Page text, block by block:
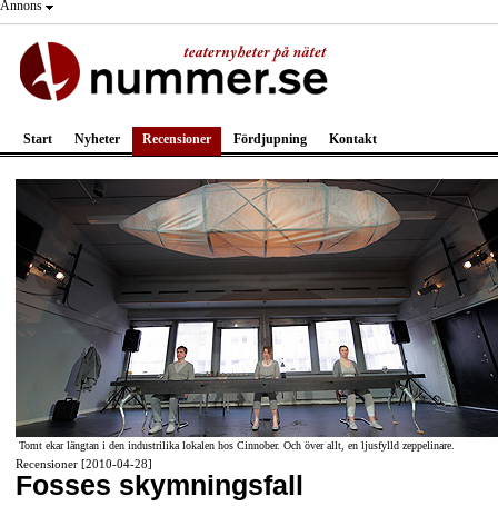
Annons
Start Nyheter Recensioner Fördjupning Kontakt
Tomt ekar längtan i den industrilika lokalen hos Cinnober. Och över allt, en ljusfylld zeppelinare.
Recensioner [2010-04-28]
Fosses skymningsfall